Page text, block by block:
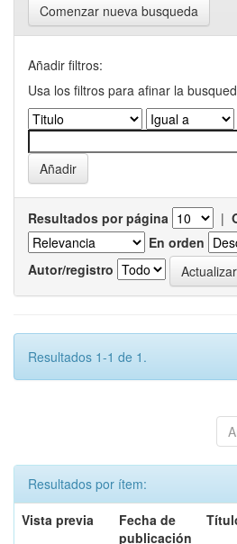
Comenzar nueva busqueda
Añadir filtros:
Usa los filtros para afinar la
Resultados por página |
En orden
Autor/registro
Resultados 1-1 de 1.
Resultados por ítem:
Vista previa
Fecha de
publicación